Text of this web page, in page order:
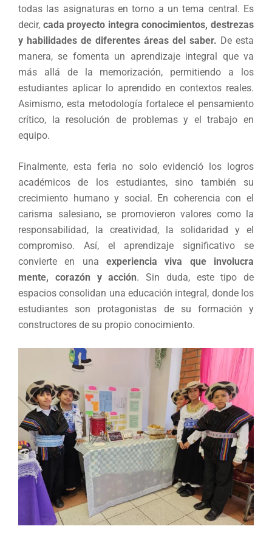
todas las asignaturas en torno a un tema central. Es
decir, cada proyecto integra conocimientos, destrezas
y habilidades de diferentes áreas del saber. De esta
manera, se fomenta un aprendizaje integral que va
más allá de la memorización, permitiendo a los
estudiantes aplicar lo aprendido en contextos reales.
Asimismo, esta metodología fortalece el pensamiento
crítico, la resolución de problemas y el trabajo en
equipo.
Finalmente, esta feria no solo evidenció los logros
académicos de los estudiantes, sino también su
crecimiento humano y social. En coherencia con el
carisma salesiano, se promovieron valores como la
responsabilidad, la creatividad, la solidaridad y el
compromiso. Así, el aprendizaje significativo se
convierte en una experiencia viva que involucra
mente, corazón y acción. Sin duda, este tipo de
espacios consolidan una educación integral, donde los
estudiantes son protagonistas de su formación y
constructores de su propio conocimiento.